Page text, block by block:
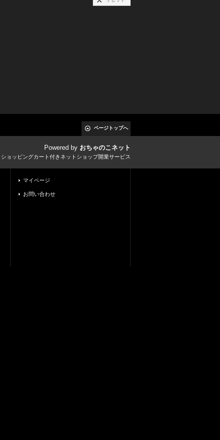
ページトップへ
Powered by おちゃのこネット
ョッピングカート付きネットショップ開業サービス
マイページ
お問い合わせ